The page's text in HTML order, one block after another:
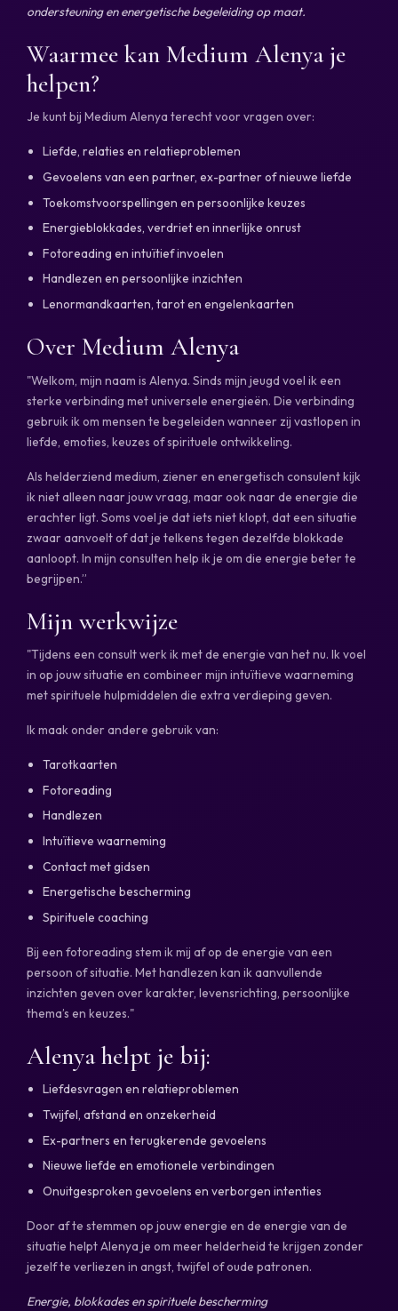
ondersteuning en energetische begeleiding op maat.
Waarmee kan Medium Alenya je
helpen?
Je kunt bij Medium Alenya terecht voor vragen over:
Liefde, relaties en relatieproblemen
Gevoelens van een partner, ex-partner of nieuwe liefde
Toekomstvoorspellingen en persoonlijke keuzes
Energieblokkades, verdriet en innerlijke onrust
Fotoreading en intuïtief invoelen
Handlezen en persoonlijke inzichten
Lenormandkaarten, tarot en engelenkaarten
Over Medium Alenya
"Welkom, mijn naam is Alenya. Sinds mijn jeugd voel ik een
sterke verbinding met universele energieën. Die verbinding
gebruik ik om mensen te begeleiden wanneer zij vastlopen in
liefde, emoties, keuzes of spirituele ontwikkeling.
Als helderziend medium, ziener en energetisch consulent kijk
ik niet alleen naar jouw vraag, maar ook naar de energie die
erachter ligt. Soms voel je dat iets niet klopt, dat een situatie
zwaar aanvoelt of dat je telkens tegen dezelfde blokkade
aanloopt. In mijn consulten help ik je om die energie beter te
begrijpen.”
Mijn werkwijze
"Tijdens een consult werk ik met de energie van het nu. Ik voel
in op jouw situatie en combineer mijn intuïtieve waarneming
met spirituele hulpmiddelen die extra verdieping geven.
Ik maak onder andere gebruik van:
Tarotkaarten
Fotoreading
Handlezen
Intuïtieve waarneming
Contact met gidsen
Energetische bescherming
Spirituele coaching
Bij een fotoreading stem ik mij af op de energie van een
persoon of situatie. Met handlezen kan ik aanvullende
inzichten geven over karakter, levensrichting, persoonlijke
thema’s en keuzes."
Alenya helpt je bij:
Liefdesvragen en relatieproblemen
Twijfel, afstand en onzekerheid
Ex-partners en terugkerende gevoelens
Nieuwe liefde en emotionele verbindingen
Onuitgesproken gevoelens en verborgen intenties
Door af te stemmen op jouw energie en de energie van de
situatie helpt Alenya je om meer helderheid te krijgen zonder
jezelf te verliezen in angst, twijfel of oude patronen.
Energie, blokkades en spirituele bescherming